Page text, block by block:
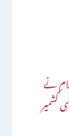
نے
کشمیر